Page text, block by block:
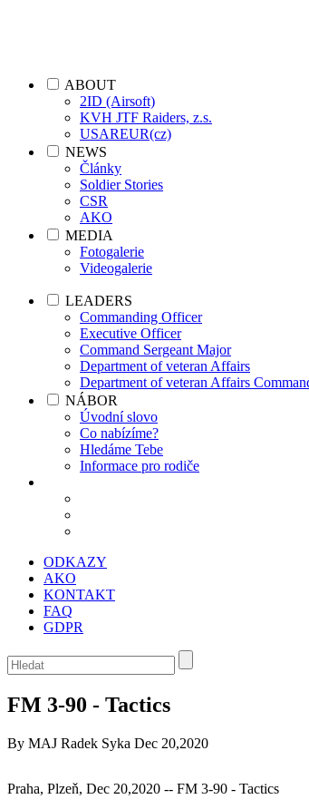
ABOUT
2ID (Airsoft)
KVH JTF Raiders, z.s.
USAREUR(cz)
NEWS
Články
Soldier Stories
CSR
AKO
MEDIA
Fotogalerie
Videogalerie
LEADERS
Commanding Officer
Executive Officer
Command Sergeant Major
Department of veteran Affairs
Department of veteran Affairs
NÁBOR
Úvodní slovo
Co nabízíme?
Hledáme Tebe
Informace pro rodiče
ODKAZY
AKO
KONTAKT
FAQ
GDPR
FM 3-90 - Tactics
By MAJ Radek Syka Dec 20,2020
Praha, Plzeň, Dec 20,2020 -- FM 3-90 - Tactics